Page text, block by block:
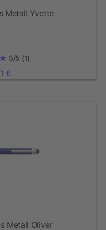
Metall Yvette
5/5 (1)
€
Metall Oliver